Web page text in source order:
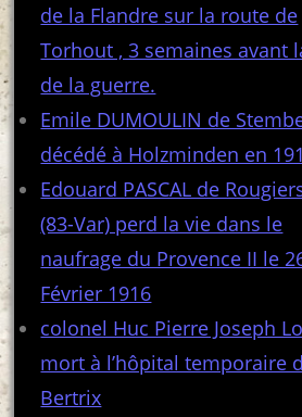
de la Flandre sur la route de
Torhout , 3 semaines avant
de la guerre.
Emile DUMOULIN de
décédé à Holzminden en
Edouard PASCAL de
(83-Var) perd la vie dans le
naufrage du Provence II le
Février 1916
colonel Huc Pierre Joseph
mort à l’hôpital temporaire
Bertrix